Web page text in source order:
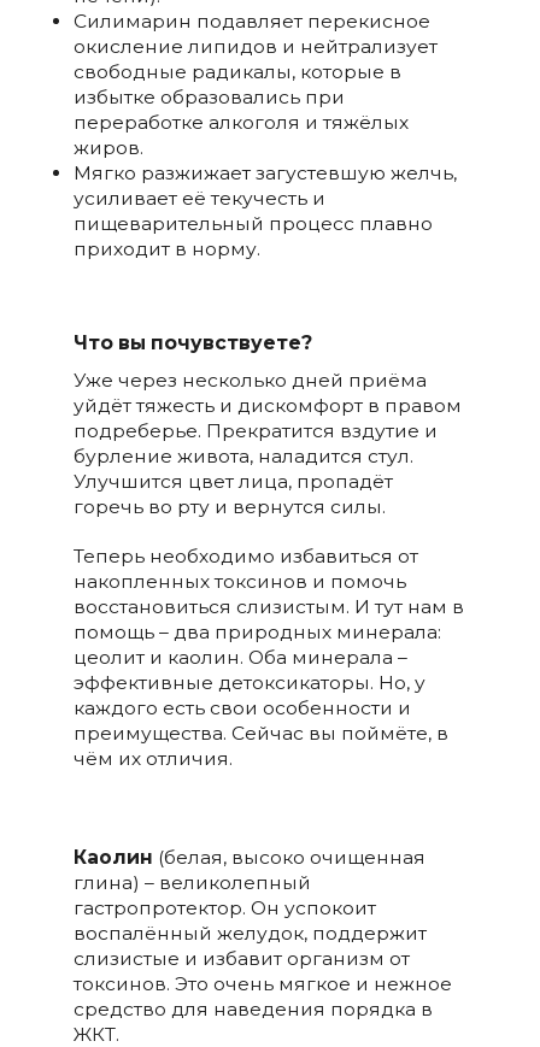
Силимарин подавляет перекисное
окисление липидов и нейтрализует
свободные радикалы, которые в
избытке образовались при
переработке алкоголя и тяжёлых
жиров.
Мягко разжижает загустевшую желчь,
усиливает её текучесть и
пищеварительный процесс плавно
приходит в норму.
Что вы почувствуете?
Уже через несколько дней приёма
уйдёт тяжесть и дискомфорт в правом
подреберье. Прекратится вздутие и
бурление живота, наладится стул.
Улучшится цвет лица, пропадёт
горечь во рту и вернутся силы.
Теперь необходимо избавиться от
накопленных токсинов и помочь
восстановиться слизистым. И тут нам в
помощь – два природных минерала:
цеолит и каолин. Оба минерала –
эффективные детоксикаторы. Но, у
каждого есть свои особенности и
преимущества. Сейчас вы поймёте, в
чём их отличия.
Каолин (белая, высоко очищенная
глина) – великолепный
гастропротектор. Он успокоит
воспалённый желудок, поддержит
слизистые и избавит организм от
токсинов. Это очень мягкое и нежное
средство для наведения порядка в
ЖКТ.